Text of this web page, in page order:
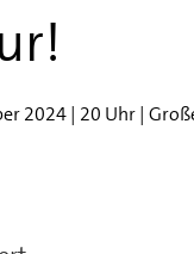
2024 | 20 Uhr |